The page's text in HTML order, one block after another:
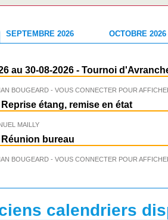
SEPTEMBRE 2026 OCTOBRE 2026
au 30-08-2026 - Tournoi
BOUGEARD - VOUS CONNECTER POUR
Reprise étang, remise en état
MAILLY
Réunion bureau
BOUGEARD - VOUS CONNECTER POUR
calendriers